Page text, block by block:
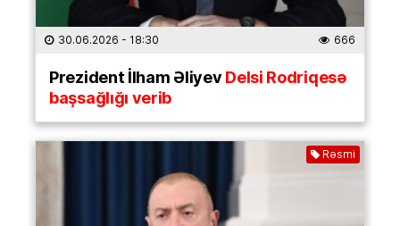
30.06.2026 - 18:30 666
Prezident İlham ƏliyevDelsi Rodriqesə
başsağlığı verib
Rəsmi